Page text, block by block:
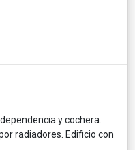
y cochera.
radiadores. Edificio con